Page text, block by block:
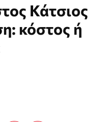
Κάτσιος
κόστος ή